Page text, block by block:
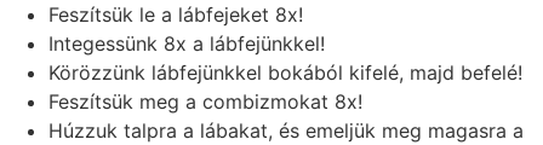
Feszítsük le a lábfejeket 8x!
Integessünk 8x a lábfejünkkel!
Körözzünk lábfejünkkel bokából kifelé, majd befelé!
Feszítsük meg a combizmokat 8x!
Húzzuk talpra a lábakat, és emeljük meg magasra a